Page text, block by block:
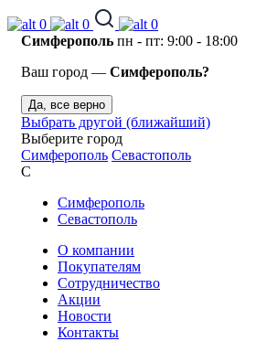
0 0
0
Симферополь пн - пт: 9:00 - 18:00
Ваш город — Симферополь?
Да, все верно
Выбрать другой (ближайший)
Выберите город
Симферополь Севастополь
С
Симферополь
Севастополь
О компании
Покупателям
Сотрудничество
Акции
Новости
Контакты